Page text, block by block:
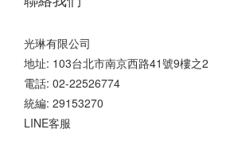
光琳有限公司
地址: 103台北市南京西路41號9樓之2
電話: 02-22526774
統編: 29153270
LINE客服